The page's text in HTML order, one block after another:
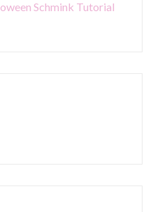
Schmink Tutorial